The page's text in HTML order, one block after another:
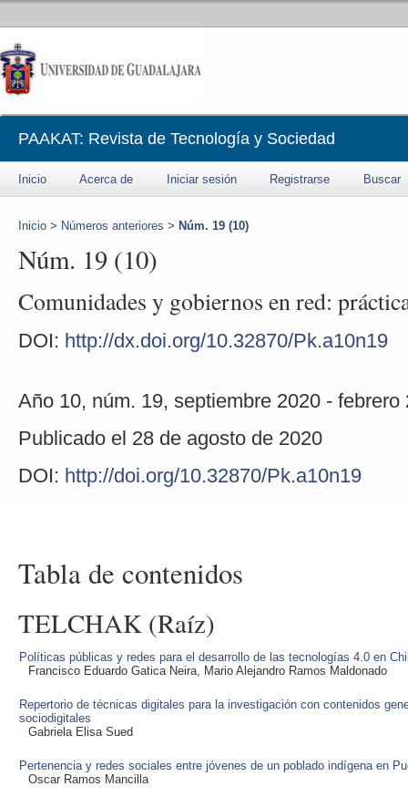
PAAKAT: Revista de Tecnología y Sociedad
Inicio Acerca de Iniciar sesión Registrarse Buscar
Inicio > Números anteriores > Núm. 19 (10)
Núm. 19 (10)
Comunidades y gobiernos en red:
DOI: http://dx.doi.org/10.32870/Pk.a10n19
Año 10, núm. 19, septiembre 2020 - febrero
Publicado el 28 de agosto de 2020
DOI: http://doi.org/10.32870/Pk.a10n19
Tabla de contenidos
TELCHAK (Raíz)
Políticas públicas y redes para el desarrollo de las tecnologías 4.0 en
Francisco Eduardo Gatica Neira, Mario Alejandro Ramos Maldonado
Repertorio de técnicas digitales para la investigación con contenidos
sociodigitales
Gabriela Elisa Sued
Pertenencia y redes sociales entre jóvenes de un poblado indígena en
Oscar Ramos Mancilla